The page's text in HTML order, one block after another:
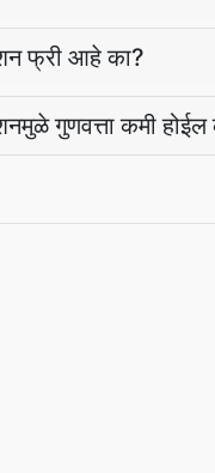
फ्री आहे का?
गुणवत्ता कमी होईल